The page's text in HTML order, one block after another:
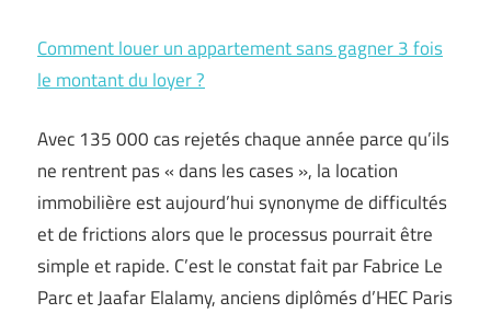
Comment louer un appartement sans gagner 3 fois
le montant du loyer ?
Avec 135 000 cas rejetés chaque année parce qu’ils
ne rentrent pas « dans les cases », la location
immobilière est aujourd’hui synonyme de difficultés
et de frictions alors que le processus pourrait être
simple et rapide. C’est le constat fait par Fabrice Le
Parc et Jaafar Elalamy, anciens diplômés d’HEC Paris